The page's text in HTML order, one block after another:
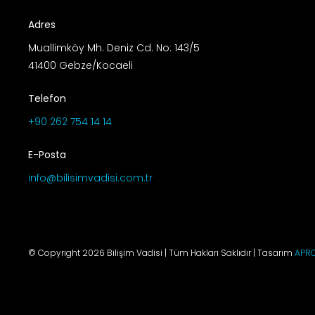
Adres
Muallimköy Mh. Deniz Cd. No: 143/5
41400 Gebze/Kocaeli
Telefon
+90 262 754 14 14
E-Posta
info@bilisimvadisi.com.tr
© Copyright 2026 Bilişim Vadisi | Tüm Hakları Saklıdır | Tasarım